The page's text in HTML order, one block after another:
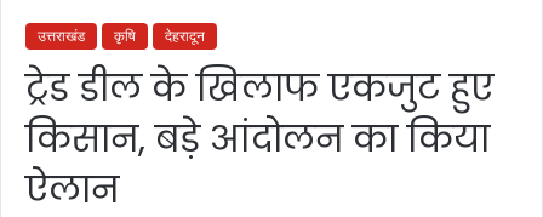
उत्तराखंड कृषि देहरादून
ट्रेड डील के खिलाफ एकजुट हुए
किसान, बड़े आंदोलन का किया
ऐलान